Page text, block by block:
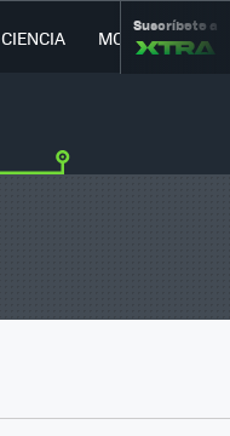
CIENCIA MOVILIDAD
Suscríbete a